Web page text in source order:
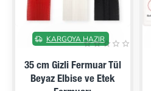
İNDIRIMDE
KARGOYA HAZIR
35 cm Gizli Fermuar Tül
Beyaz Elbise ve Etek